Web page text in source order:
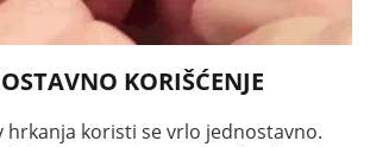
KORIŠĆENJE
hrkanja koristi se vrlo jednostavno.